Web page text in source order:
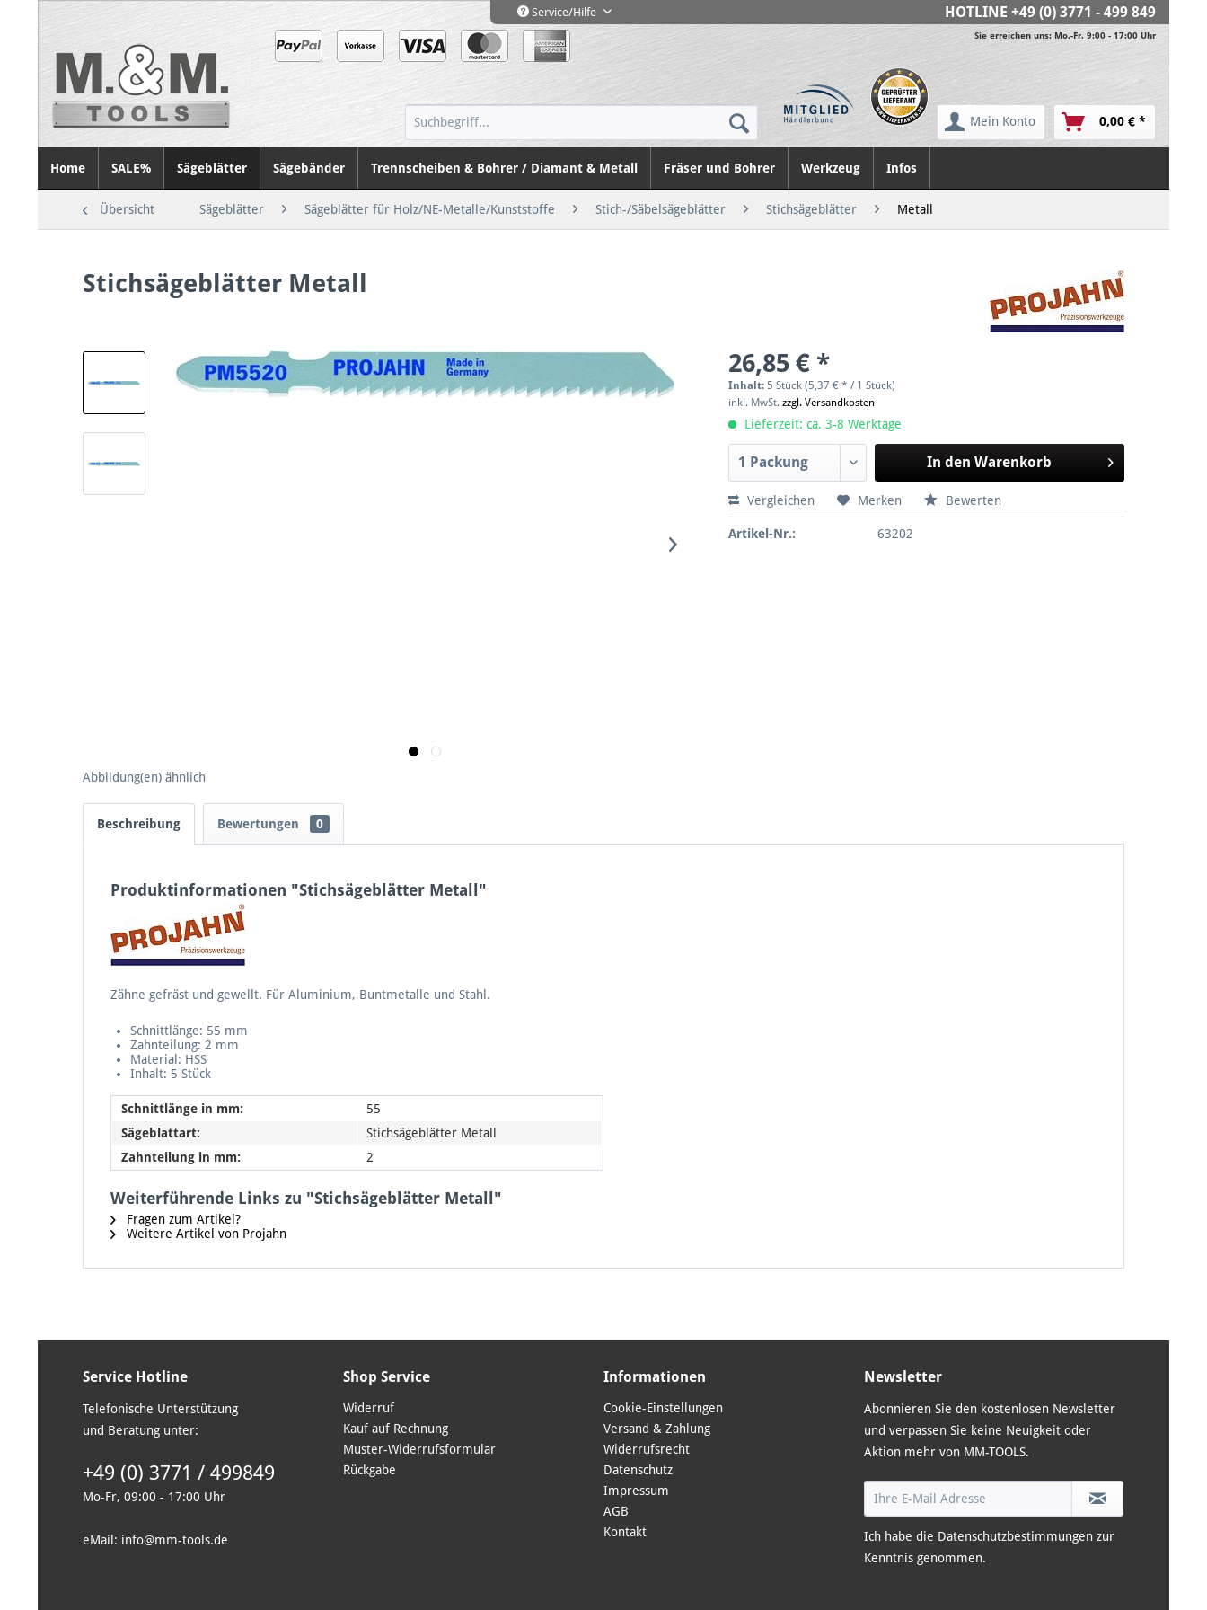
Service/Hilfe HOTLINE +49 (0) 3771 - 499 849
Sie erreichen uns: Mo.-Fr. 9:00 - 17:00 Uhr
Mein Konto 0,00 € *
Home SALE% Sägeblätter Sägebänder Trennscheiben & Bohrer / Diamant & Metall Fräser und Bohrer Werkzeug Infos
Übersicht Sägeblätter Sägeblätter für Holz/NE-Metalle/Kunststoffe Stich-/Säbelsägeblätter Stichsägeblätter Metall
Stichsägeblätter Metall
Abbildung(en) ähnlich
26,85 € *
Inhalt: 5 Stück (5,37 € * / 1 Stück)
inkl. MwSt.zzgl. Versandkosten
Lieferzeit: ca. 3-8 Werktage
In den Warenkorb
Vergleichen Merken Bewerten
Artikel-Nr.: 63202
Beschreibung Bewertungen 0
Produktinformationen "Stichsägeblätter Metall"
Zähne gefräst und gewellt. Für Aluminium, Buntmetalle und Stahl.
Schnittlänge: 55 mm
Zahnteilung: 2 mm
Material: HSS
Inhalt: 5 Stück
Schnittlänge in mm:
55
Sägeblattart:
Stichsägeblätter Metall
Zahnteilung in mm:
2
Weiterführende Links zu "Stichsägeblätter Metall"
Fragen zum Artikel?
Weitere Artikel von Projahn
Service Hotline
Telefonische Unterstützung
und Beratung unter:
+49 (0) 3771 / 499849
Mo-Fr, 09:00 - 17:00 Uhr
eMail: info@mm-tools.de
Shop Service
Widerruf
Kauf auf Rechnung
Muster-Widerrufsformular
Rückgabe
Informationen
Cookie-Einstellungen
Versand & Zahlung
Widerrufsrecht
Datenschutz
Impressum
AGB
Kontakt
Newsletter
Abonnieren Sie den kostenlosen Newsletter
und verpassen Sie keine Neuigkeit oder
Aktion mehr von MM-TOOLS.
Ich habe die Datenschutzbestimmungen zur
Kenntnis genommen.